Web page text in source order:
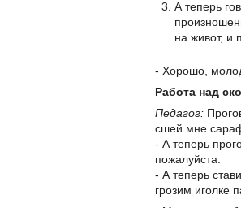
А теперь
на живот, и
- Хорошо,
Работа над
Педагог:
сшей мне
- А теперь
пожалуйста.
- А теперь
грозим иголке